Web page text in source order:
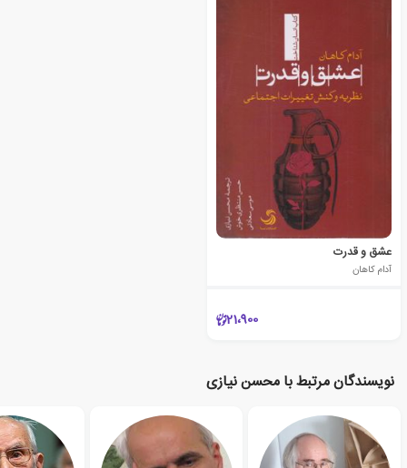
عشق و قدرت
آدام کاهان
21،900
نویسندگان مرتبط با محسن نیازی